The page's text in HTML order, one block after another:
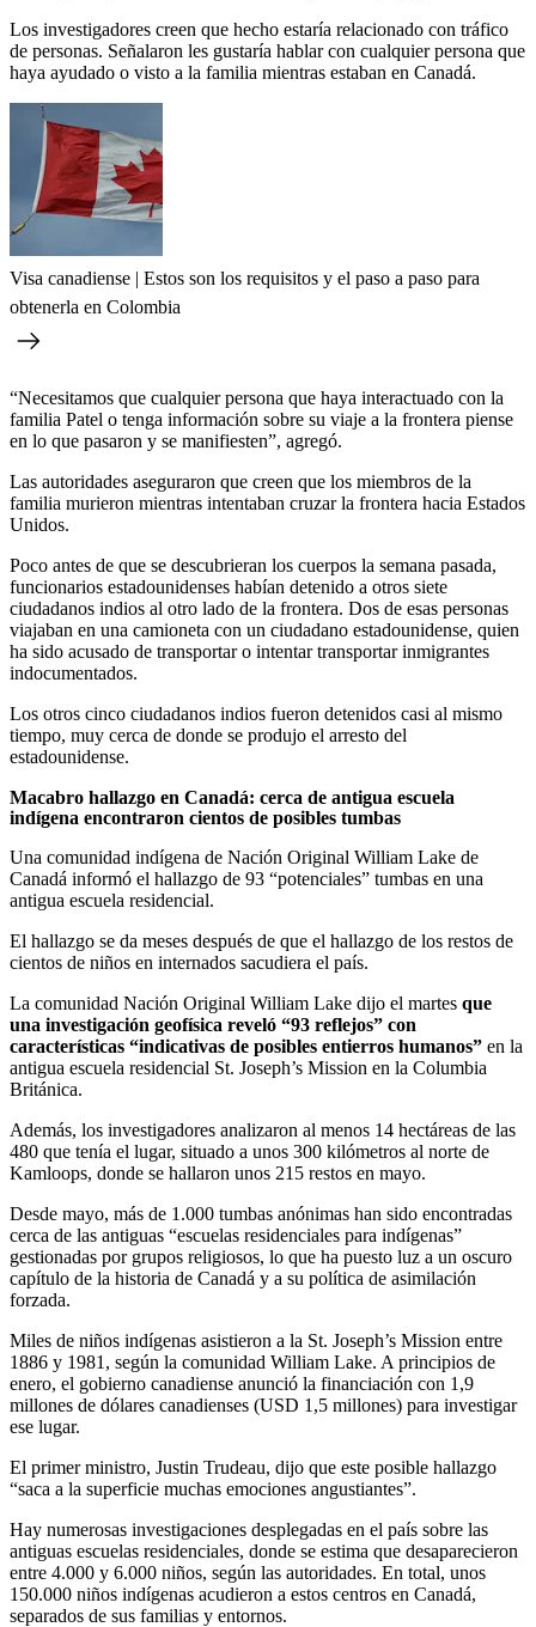
Los investigadores creen que hecho estaría relacionado con tráfico
de personas. Señalaron les gustaría hablar con cualquier persona que
haya ayudado o visto a la familia mientras estaban en Canadá.
Visa canadiense | Estos son los requisitos y el paso a paso para
obtenerla en Colombia
“Necesitamos que cualquier persona que haya interactuado con la
familia Patel o tenga información sobre su viaje a la frontera piense
en lo que pasaron y se manifiesten”, agregó.
Las autoridades aseguraron que creen que los miembros de la
familia murieron mientras intentaban cruzar la frontera hacia Estados
Unidos.
Poco antes de que se descubrieran los cuerpos la semana pasada,
funcionarios estadounidenses habían detenido a otros siete
ciudadanos indios al otro lado de la frontera. Dos de esas personas
viajaban en una camioneta con un ciudadano estadounidense, quien
ha sido acusado de transportar o intentar transportar inmigrantes
indocumentados.
Los otros cinco ciudadanos indios fueron detenidos casi al mismo
tiempo, muy cerca de donde se produjo el arresto del
estadounidense.
Macabro hallazgo en Canadá: cerca de antigua escuela
indígena encontraron cientos de posibles tumbas
Una comunidad indígena de Nación Original William Lake de
Canadá informó el hallazgo de 93 “potenciales” tumbas en una
antigua escuela residencial.
El hallazgo se da meses después de que el hallazgo de los restos de
cientos de niños en internados sacudiera el país.
La comunidad Nación Original William Lake dijo el martes que
una investigación geofísica reveló “93 reflejos” con
características “indicativas de posibles entierros humanos” en la
antigua escuela residencial St. Joseph’s Mission en la Columbia
Británica.
Además, los investigadores analizaron al menos 14 hectáreas de las
480 que tenía el lugar, situado a unos 300 kilómetros al norte de
Kamloops, donde se hallaron unos 215 restos en mayo.
Desde mayo, más de 1.000 tumbas anónimas han sido encontradas
cerca de las antiguas “escuelas residenciales para indígenas”
gestionadas por grupos religiosos, lo que ha puesto luz a un oscuro
capítulo de la historia de Canadá y a su política de asimilación
forzada.
Miles de niños indígenas asistieron a la St. Joseph’s Mission entre
1886 y 1981, según la comunidad William Lake. A principios de
enero, el gobierno canadiense anunció la financiación con 1,9
millones de dólares canadienses (USD 1,5 millones) para investigar
ese lugar.
El primer ministro, Justin Trudeau, dijo que este posible hallazgo
“saca a la superficie muchas emociones angustiantes”.
Hay numerosas investigaciones desplegadas en el país sobre las
antiguas escuelas residenciales, donde se estima que desaparecieron
entre 4.000 y 6.000 niños, según las autoridades. En total, unos
150.000 niños indígenas acudieron a estos centros en Canadá,
separados de sus familias y entornos.